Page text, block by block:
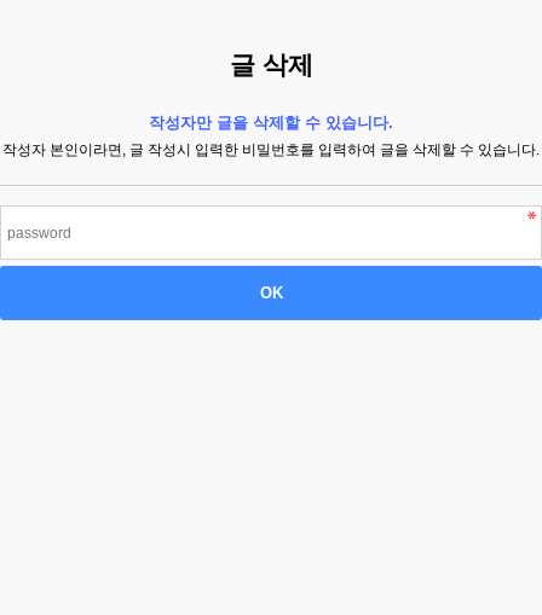
글 삭제
작성자만 글을 삭제할 수 있습니다.
작성자 본인이라면, 글 작성시 입력한 비밀번호를 입력하여 글을 삭제할 수 있습니다.